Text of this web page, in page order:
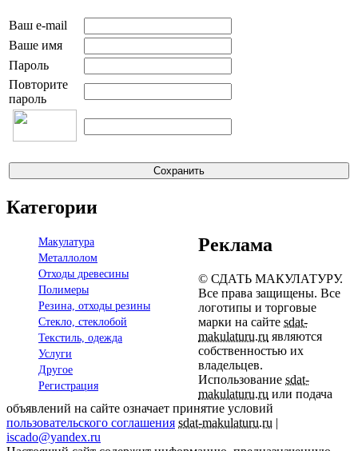
Казахстан
Армения
Другое
Ваш e-mail
Ваше имя
Пароль
Повторите
пароль
Категории
Макулатура
Металлолом
Отходы древесины
Полимеры
Резина, отходы резины
Стекло, стеклобой
Текстиль, одежда
Услуги
Другое
Регистрация
Реклама
© СДАТЬ МАКУЛАТУРУ.
Все права защищены. Все
логотипы и торговые
марки на сайте sdat-
makulaturu.ru являются
собственностью их
владельцев.
Использование sdat-
makulaturu.ru или подача
объявлений на сайте означает принятие условий
пользовательского соглашения sdat-makulaturu.ru |
iscado@yandex.ru